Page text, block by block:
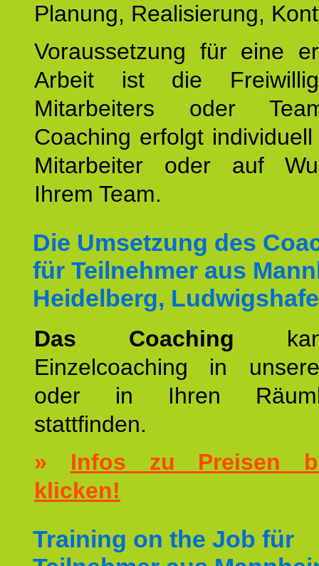
Planung, Realisierung,
Voraussetzung für eine
Arbeit ist die
Mitarbeiters oder
Coaching erfolgt
Mitarbeiter oder auf
Ihrem Team.
Die Umsetzung des
für Teilnehmer aus
Heidelberg,
Das Coaching
Einzelcoaching in
oder in Ihren
stattfinden.
» Infos zu Preisen
klicken!
Training on the Job für